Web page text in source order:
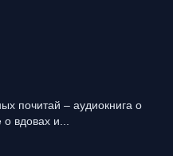
почитай – аудиокнига о
вдовах и...